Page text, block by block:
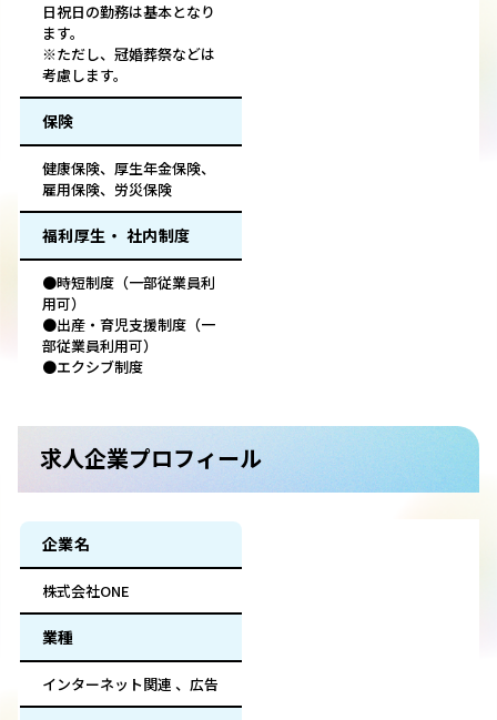
日祝日の勤務は基本となり
ます。
※ただし、冠婚葬祭などは
考慮します。
保険
健康保険、厚生年金保険、
雇用保険、労災保険
福利厚生・ 社内制度
●時短制度（一部従業員利
用可）
●出産・育児支援制度（一
部従業員利用可）
●エクシブ制度
求人企業プロフィール
企業名
株式会社ONE
業種
インターネット関連 、広告